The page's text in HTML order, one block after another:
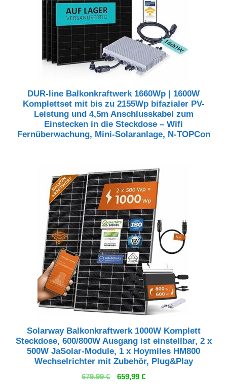
DUR-line Balkonkraftwerk 1660Wp | 1600W
Komplettset mit bis zu 2155Wp bifazialer PV-
Leistung und 4,5m Anschlusskabel zum
Einstecken in die Steckdose – Wifi
Fernüberwachung, Mini-Solaranlage, N-TOPCon
Solarway Balkonkraftwerk 1000W Komplett
Steckdose, 600/800W Ausgang ist einstellbar, 2 x
500W JaSolar-Module, 1 x Hoymiles HM800
Wechselrichter mit Zubehör, Plug&Play
679,99€
Ursprünglicher
659,99 €Aktueller